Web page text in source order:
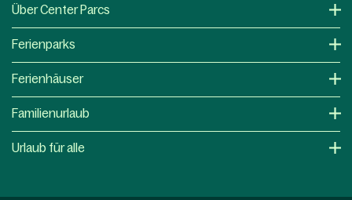
Über Center Parcs
Ferienparks
Ferienhäuser
Familienurlaub
Urlaub für alle